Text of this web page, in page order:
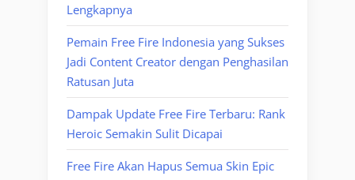
Lengkapnya
Pemain Free Fire Indonesia yang Sukses
Jadi Content Creator dengan Penghasilan
Ratusan Juta
Dampak Update Free Fire Terbaru: Rank
Heroic Semakin Sulit Dicapai
Free Fire Akan Hapus Semua Skin Epic